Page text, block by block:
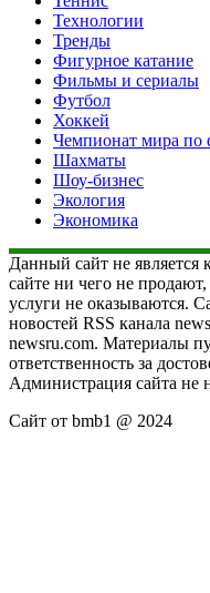
Технологии
Тренды
Фигурное катание
Фильмы и сериалы
Футбол
Хоккей
Чемпионат мира по
Шахматы
Шоу-бизнес
Экология
Экономика
Данный сайт не
сайте ни чего не
услуги не оказываются.
новостей RSS канала
newsru.com. Материалы
ответственность за
Администрация сайта не
Сайт от bmb1 @ 2024